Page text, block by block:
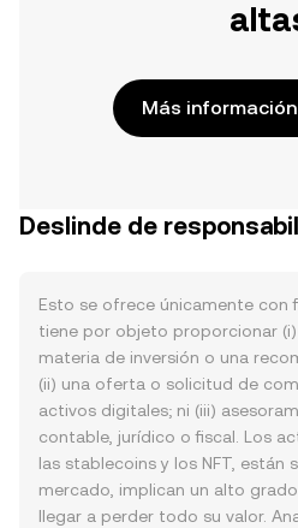
Más
Deslinde de
Esto se ofrece únicamente con
tiene por objeto proporcionar
materia de inversión o una
(ii) una oferta o solicitud de
activos digitales; ni (iii)
contable, jurídico o fiscal. Los
las stablecoins y los NFT, están
mercado, implican un alto
llegar a perder todo su valor.